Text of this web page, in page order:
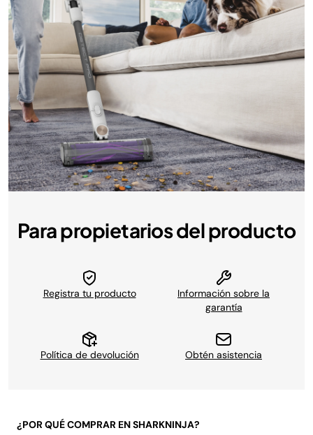
Para propietarios del producto
Registra tu producto
Información sobre la
garantía
Política de devolución Obtén asistencia
¿POR QUÉ COMPRAR EN SHARKNINJA?